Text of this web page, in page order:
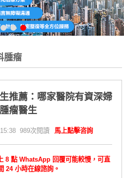
腫瘤
推薦：哪家醫院有資深婦
瘤醫生
989次閱讀 馬上點擊咨詢
8 點 WhatsApp 回覆可能較慢，可直
24 小時在線諮詢。